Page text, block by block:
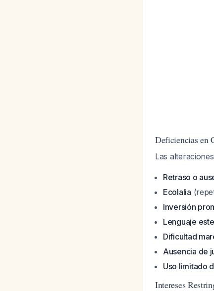
Deficiencias en
Las
Retraso o
Ecolalia
Inversión
Lenguaje
Dificultad
Ausencia de
Uso limitado
Intereses